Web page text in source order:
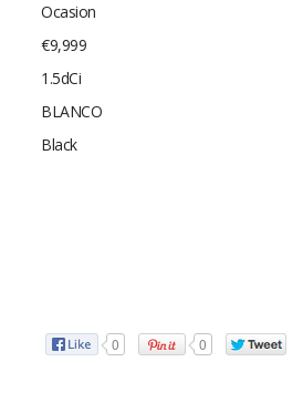
Ocasion
€9,999
1.5dCi
BLANCO
Black
0 0